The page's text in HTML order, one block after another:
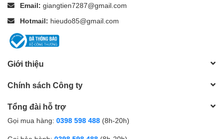
Email: giangtien7287@gmail.com
Hotmail: hieudo85@gmail.com
Giới thiệu
Chính sách Công ty
Tổng đài hỗ trợ
Gọi mua hàng: 0398 598 488 (8h-20h)